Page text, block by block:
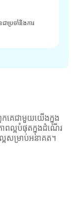
ា​ប្រចាំ​និង​ការ​
គេជាមួយយើងក្នុង
ពល្អបំផុតក្នុងដំណើរ
អសម្រាប់អនាគត។